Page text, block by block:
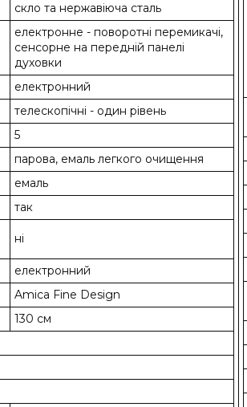
скло та нержавіюча сталь
електронне - поворотні перемикачі,
сенсорне на передній панелі
духовки
електронний
телескопічні - один рівень
5
парова, емаль легкого очищення
емаль
так
ні
електронний
Amica Fine Design
130 см